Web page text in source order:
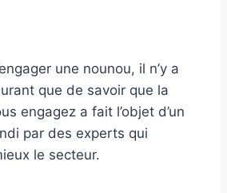
une nounou, il n’y a
que de savoir que la
engagez a fait l’objet d’un
par des experts qui
le secteur.